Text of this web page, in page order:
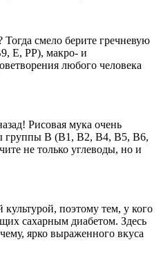
смело берите гречневую
E, PP), макро- и
любого человека
Рисовая мука очень
группы В (В1, B2, B4, B5, B6,
не только углеводы, но и
поэтому тем, у кого
сахарным диабетом. Здесь
ярко выраженного вкуса